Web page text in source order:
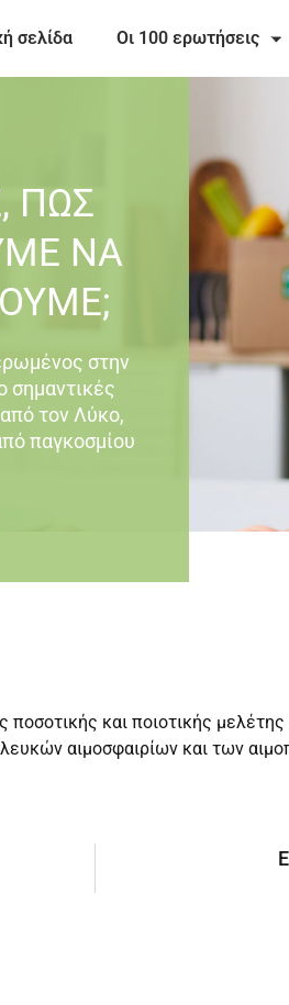
σελίδα Οι 100 ερωτήσεις
ΠΏΣ
ΝΑ
στην
σημαντικές
τον Λύκο,
παγκοσμίου
ποσοτικής και ποιοτικής
αιμοσφαιρίων και των